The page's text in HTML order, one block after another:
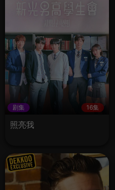
剧集 16集
照亮我